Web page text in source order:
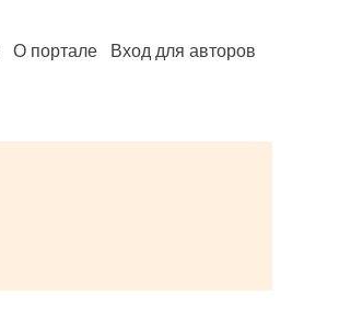
О портале Вход для авторов